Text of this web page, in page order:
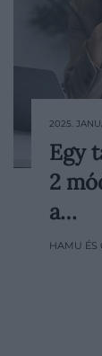
Ha
2025.
Egy
2
a…
HAMU ÉS